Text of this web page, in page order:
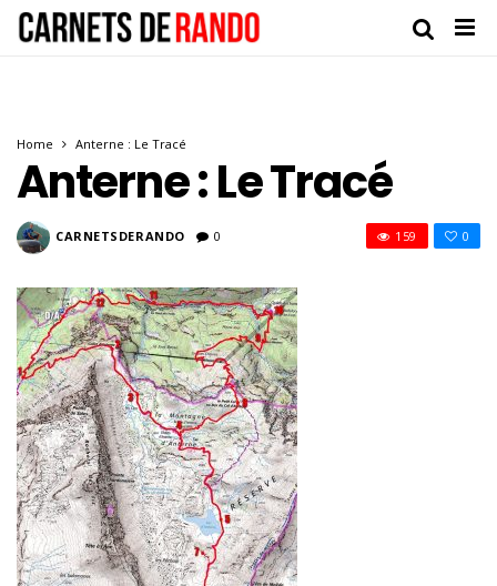
Home Anterne : Le Tracé
Anterne : Le Tracé
CARNETSDERANDO 0 0
159